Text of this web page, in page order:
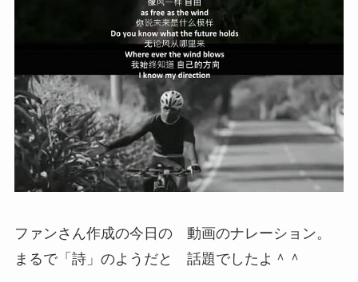
ファンさん作成の今日の 動画のナレーション。
まるで「詩」のようだと 話題でしたよ＾＾